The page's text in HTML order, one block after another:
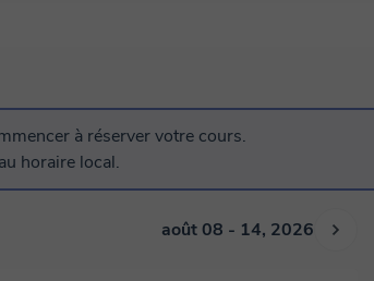
el objetivo de mantener la motivación y el
práctica, desarrollando competencias digitales
à réserver votre cours.
horaire local.
août 08 - 14, 2026